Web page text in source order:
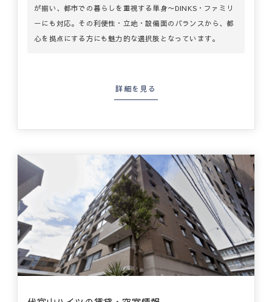
が揃い、都市での暮らしを重視する単身〜DINKS・ファミリ
ーにも対応。その利便性・立地・設備面のバランスから、都
心を拠点にする方にも魅力的な選択肢となっています。
詳細を見る